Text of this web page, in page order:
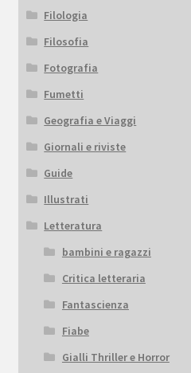
Filologia
Filosofia
Fotografia
Fumetti
Geografia e Viaggi
Giornali e riviste
Guide
Illustrati
Letteratura
bambini e ragazzi
Critica letteraria
Fantascienza
Fiabe
Gialli Thriller e Horror